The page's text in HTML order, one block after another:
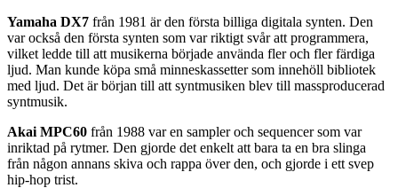
Yamaha DX7 från 1981 är den första billiga digitala synten. Den
var också den första synten som var riktigt svår att programmera,
vilket ledde till att musikerna började använda fler och fler färdiga
ljud. Man kunde köpa små minneskassetter som innehöll bibliotek
med ljud. Det är början till att syntmusiken blev till massproducerad
syntmusik.
Akai MPC60 från 1988 var en sampler och sequencer som var
inriktad på rytmer. Den gjorde det enkelt att bara ta en bra slinga
från någon annans skiva och rappa över den, och gjorde i ett svep
hip-hop trist.